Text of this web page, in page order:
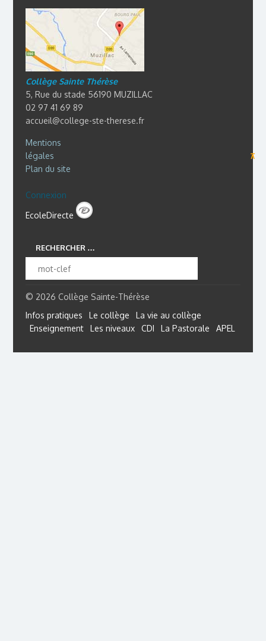
Collège Sainte Thérèse
5, Rue du stade 56190 MUZILLAC
02 97 41 69 89
accueil@college-ste-therese.fr
Mentions
légales
⊼
Plan du site
Connexion
EcoleDirecte
RECHERCHER …
© 2026 Collège Sainte-Thérèse
Infos pratiques
Le collège
La vie au collège
Enseignement
Les niveaux CDI La Pastorale APEL